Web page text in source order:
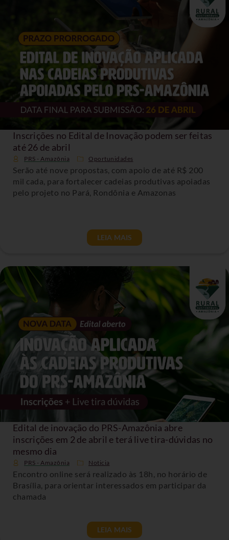
Inscrições no Edital de Inovação podem ser feitas
até 26 de abril
PRS - Amazônia Oportunidades
Serão até nove propostas, com apoio de até R$ 200
mil cada, para fortalecer cadeias produtivas apoiadas
pelo projeto no Pará, Rondônia e Amazonas
LEIA MAIS
Edital de inovação do PRS-Amazônia abre
inscrições em 2 de abril e terá live tira-dúvidas no
mesmo dia
PRS - Amazônia Noticia
Encontro online será realizado às 18h, no horário de
Brasília, para orientar interessados em participar da
chamada
LEIA MAIS